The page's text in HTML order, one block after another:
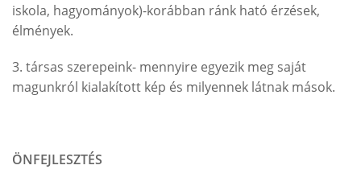
iskola, hagyományok)-korábban ránk ható érzések,
élmények.
3. társas szerepeink- mennyire egyezik meg saját
magunkról kialakított kép és milyennek látnak mások.
ÖNFEJLESZTÉS